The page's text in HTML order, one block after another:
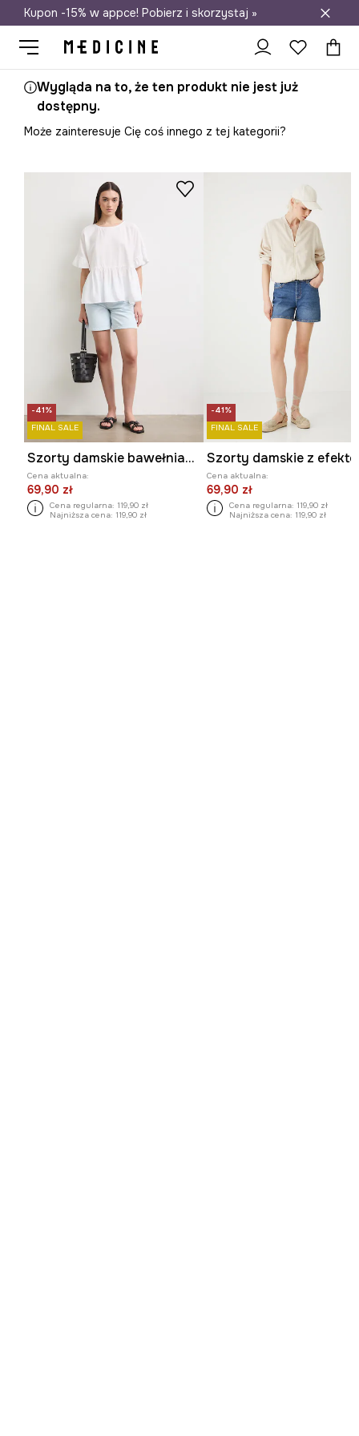
Darmowa dostawa do salonów
Kupon -15% w appce! Pobierz i skorzystaj »
Wygląda na to, że ten produkt nie jest już
dostępny.
Może zainteresuje Cię coś innego z tej kategorii?
-41%
FINAL SALE
Szorty damskie bawełniane high waist
Cena aktualna:
69,90 zł
Cena regularna: 119,90 zł
Najniższa cena: 119,90 zł
-41%
FINAL SALE
Cena aktualna:
69,90 zł
Cena regularna: 119,90 zł
Najniższa cena: 119,90 zł